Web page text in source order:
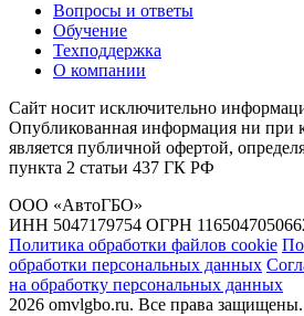
Вопросы и ответы
Обучение
Техподдержка
О компании
Сайт носит исключительно
Опубликованная информация ни при
является публичной офертой,
пункта 2 статьи 437 ГК РФ
ООО «АвтоГБО»
ИНН 5047179754 ОГРН
Политика обработки файлов cookie
обработки персональных данных
на обработку персональных данных
2026 omvlgbo.ru. Все права защищены.